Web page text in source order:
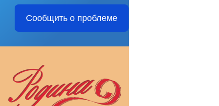
Сообщить о проблеме